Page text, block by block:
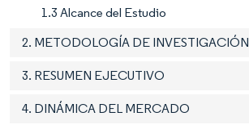
1.3 Alcance del Estudio
2. METODOLOGÍA DE INVESTIGACIÓN
3. RESUMEN EJECUTIVO
4. DINÁMICA DEL MERCADO